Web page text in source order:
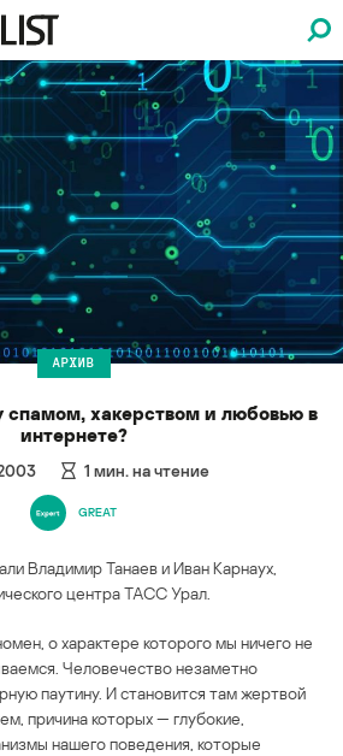
АРХИВ
хакерством и любовью в
интернете?
1 мин. на чтение
GREAT
Владимир Танаев и Иван Карнаух,
центра ТАСС Урал.
о характере которого мы ничего не
Человечество незаметно
паутину. И становится там жертвой
причина которых — глубокие,
нашего поведения, которые